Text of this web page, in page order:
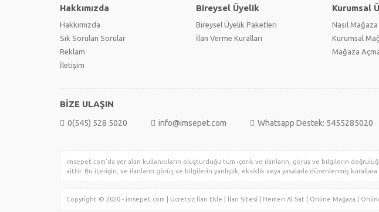
Hakkımızda
Hakkımızda
Sık Sorulan Sorular
Reklam
İletişim
Bireysel Üyelik
Bireysel Üyelik Paketleri
İlan Verme Kuralları
Kurumsal
Nasıl
Kurumsal
Mağaza
BİZE ULAŞIN
0(545) 528 5020 info@imsepet.com Whatsapp Destek: 5455285020
imsepet.com'da yer alan kullanıcıların oluşturduğu tüm içerik ve ilanların, görüş ve bilgilerin
aittir. Bu içeriğin, ve ilanların görüş ve bilgilerin yanlışlık, eksiklik veya yasalarla düzenlenmiş
Copyright © 2020 - imsepet.com | Ücretsiz İlan Ekle | İlan Sitesi | Hemen Al Sat | Online Mağaza |